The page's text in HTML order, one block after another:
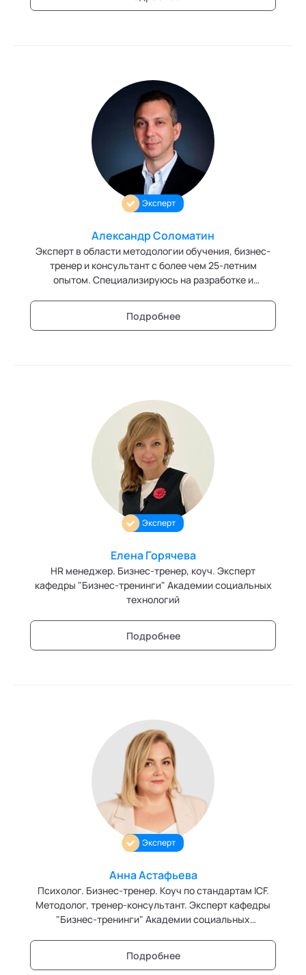
Эксперт
Александр Соломатин
Эксперт в области методологии обучения, бизнес-
тренер и консультант с более чем 25-летним
опытом. Специализируюсь на разработке и
внедрении инноваций в обучение, включая
Подробнее
Эксперт
Елена Горячева
HR менеджер. Бизнес-тренер, коуч. Эксперт
кафедры "Бизнес-тренинги" Академии социальных
технологий
Подробнее
Эксперт
Анна Астафьева
Психолог. Бизнес-тренер. Коуч по стандартам ICF.
Методолог, тренер-консультант. Эксперт кафедры
"Бизнес-тренинги" Академии социальных
Подробнее